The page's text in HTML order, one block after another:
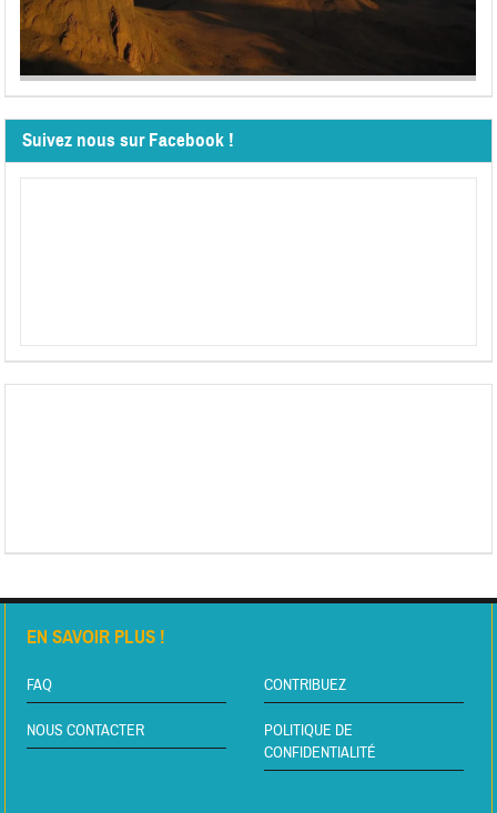
Suivez nous sur Facebook !
EN SAVOIR PLUS !
FAQ CONTRIBUEZ
NOUS CONTACTER
POLITIQUE DE
CONFIDENTIALITÉ